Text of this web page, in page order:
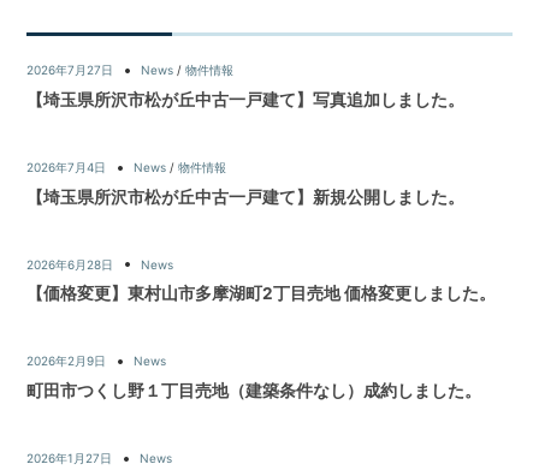
2026年7月27日 News/ 物件情報
【埼玉県所沢市松が丘中古一戸建て】写真追加しました。
2026年7月4日 News/ 物件情報
【埼玉県所沢市松が丘中古一戸建て】新規公開しました。
2026年6月28日 News
【価格変更】東村山市多摩湖町2丁目売地 価格変更しました。
2026年2月9日 News
町田市つくし野１丁目売地（建築条件なし）成約しました。
2026年1月27日 News